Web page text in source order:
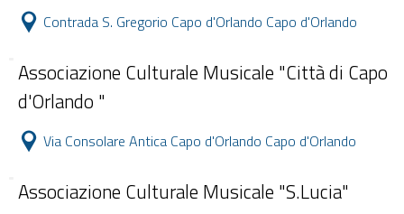
Contrada S. Gregorio Capo d'Orlando Capo d'Orlando
Associazione Culturale Musicale "Città di Capo
d'Orlando "
Via Consolare Antica Capo d'Orlando Capo d'Orlando
Associazione Culturale Musicale "S.Lucia"